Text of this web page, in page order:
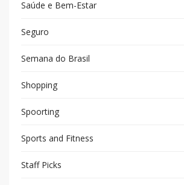
Saúde e Bem-Estar
Seguro
Semana do Brasil
Shopping
Spoorting
Sports and Fitness
Staff Picks